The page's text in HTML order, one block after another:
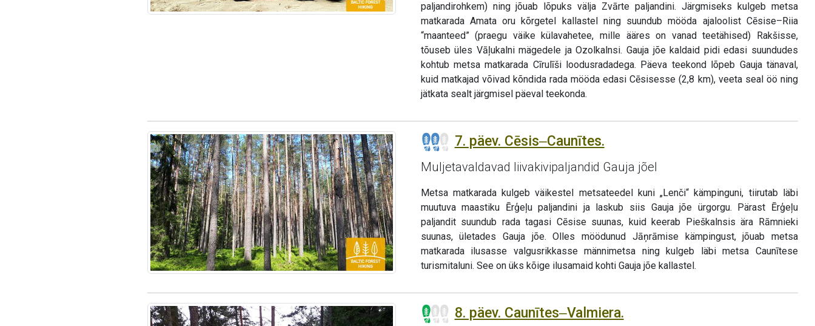
paljandirohkem) ning jõuab lõpuks välja Zvārte paljandini. Järgmiseks kulgeb metsa
matkarada Amata oru kõrgetel kallastel ning suundub mööda ajaloolist Cēsise–Riia
“maanteed” (praegu väike külavahetee, mille ääres on vanad teetähised) Rakšisse,
tõuseb üles Vāļukalni mägedele ja Ozolkalnsi. Gauja jõe kaldaid pidi edasi suundudes
kohtub metsa matkarada Cīrulīši loodusradadega. Päeva teekond lõpeb Gauja tänaval,
kuid matkajad võivad kõndida rada mööda edasi Cēsisesse (2,8 km), veeta seal öö ning
jätkata sealt järgmisel päeval teekonda.
7. päev. Cēsis‒Caunītes.
Muljetavaldavad liivakivipaljandid Gauja jõel
Metsa matkarada kulgeb väikestel metsateedel kuni „Lenči“ kämpinguni, tiirutab läbi
muutuva maastiku Ērģeļu paljandini ja laskub siis Gauja jõe ürgorgu. Pärast Ērģeļu
paljandit suundub rada tagasi Cēsise suunas, kuid keerab Pieškalnsis ära Rāmnieki
suunas, ületades Gauja jõe. Olles möödunud Jāņrāmise kämpingust, jõuab metsa
matkarada ilusasse valgusrikkasse männimetsa ning kulgeb läbi metsa Caunītese
turismitaluni. See on üks kõige ilusamaid kohti Gauja jõe kallastel.
8. päev. Caunītes‒Valmiera.